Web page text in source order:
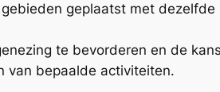
geplaatst met
te bevorderen en de
van bepaalde activiteiten.